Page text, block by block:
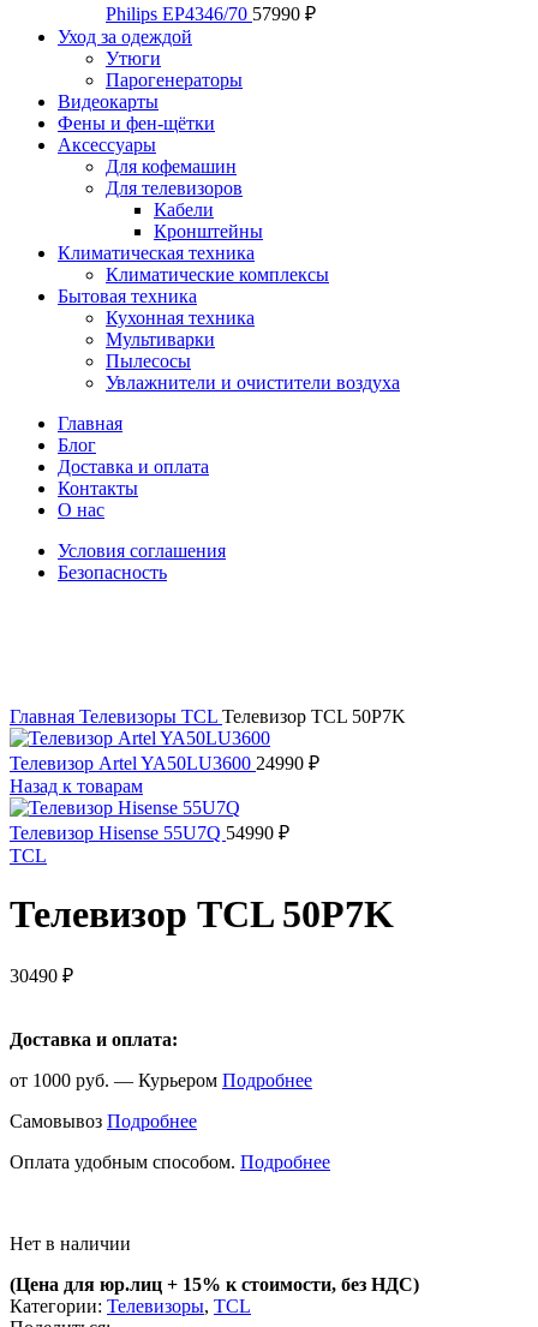
Philips EP4346/70 57990 ₽
Уход за одеждой
Утюги
Парогенераторы
Видеокарты
Фены и фен-щётки
Аксессуары
Для кофемашин
Для телевизоров
Кабели
Кронштейны
Климатическая техника
Климатические комплексы
Бытовая техника
Кухонная техника
Мультиварки
Пылесосы
Увлажнители и очистители воздуха
Главная
Блог
Доставка и оплата
Контакты
О нас
Условия соглашения
Безопасность
Главная Телевизоры TCL Телевизор TCL 50P7K
Телевизор Artel YA50LU3600 24990 ₽
Назад к товарам
Телевизор Hisense 55U7Q 54990 ₽
TCL
Телевизор TCL 50P7K
30490 ₽
Доставка и оплата:
от 1000 руб. — Курьером Подробнее
Самовывоз Подробнее
Оплата удобным способом. Подробнее
Нет в наличии
(Цена для юр.лиц + 15% к стоимости, без НДС)
Категории: Телевизоры, TCL